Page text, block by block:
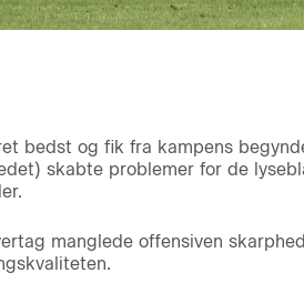
bedst og fik fra kampens
skabte problemer for de
manglede offensiven